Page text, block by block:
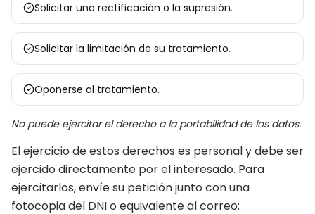
Solicitar una rectificación o la supresión.
Solicitar la limitación de su tratamiento.
Oponerse al tratamiento.
No puede ejercitar el derecho a la portabilidad de los datos.
El ejercicio de estos derechos es personal y debe ser
ejercido directamente por el interesado. Para
ejercitarlos, envíe su petición junto con una
fotocopia del DNI o equivalente al correo: